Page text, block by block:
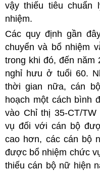
vậy thiếu tiêu
nhiệm.
Các quy định gần
chuyển và bổ nhiệm
trong khi đó, đến
nghỉ hưu ở tuổi 60.
thời gian nữa, cán
hoạch một cách bình
vào Chỉ thị 35-CT/
vụ đối với cán bộ
cao hơn, các cán bộ
được bổ nhiệm chức
thiếu cán bộ nữ hiện